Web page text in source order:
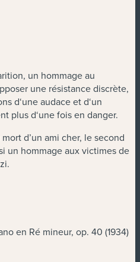
un hommage au
une résistance discrète,
d‘une audace et d‘un
plus d‘une fois en danger.
d’un ami cher, le second
un hommage aux victimes de
en Ré mineur, op. 40 (1934)